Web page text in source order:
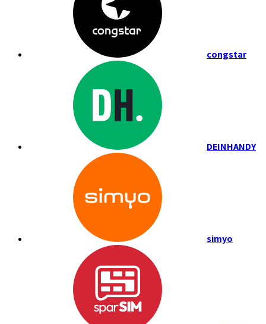
congstar
DEINHANDY
simyo